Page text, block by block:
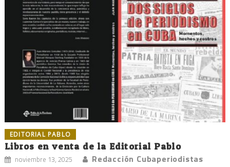
EDITORIAL PABLO
Libros en venta de la Editorial Pablo
noviembre 13, 2025 Redacción Cubaperiodistas